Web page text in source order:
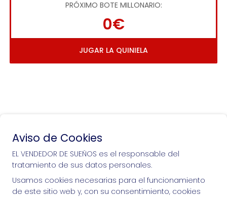
PRÓXIMO BOTE MILLONARIO:
0€
JUGAR LA QUINIELA
Si puedes soñarlo, puedes hacerlo, ¡mucha
suerte!
Aviso de Cookies
EL VENDEDOR DE SUEÑOS es el responsable del
tratamiento de sus datos personales.
Usamos cookies necesarias para el funcionamiento
de este sitio web y, con su consentimiento, cookies